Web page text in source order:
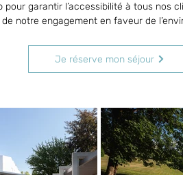
pour garantir l’accessibilité à tous
de notre engagement en faveur de
Je réserve mon séjour